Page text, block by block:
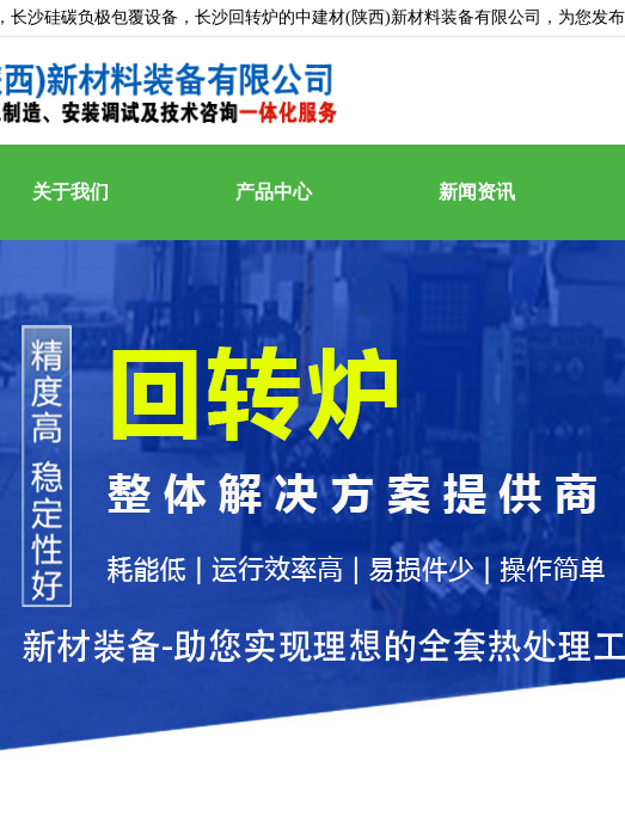
，长沙硅碳负极包覆设备，长沙回转炉的中建材(陕西)新材料装备有限公司，为您发
关于我们 产品中心 新闻资讯